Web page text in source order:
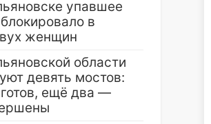
упавшее
в
женщин
области
девять мостов:
ещё два —